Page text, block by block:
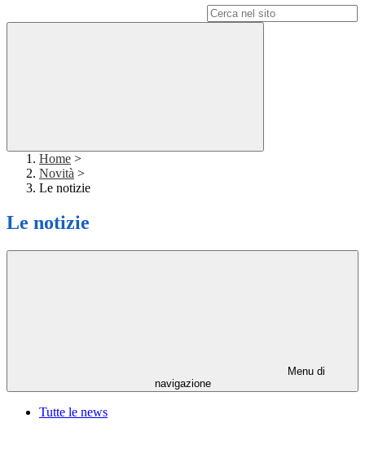
Home >
Novità >
Le notizie
Le notizie
Menu di
navigazione
Tutte le news